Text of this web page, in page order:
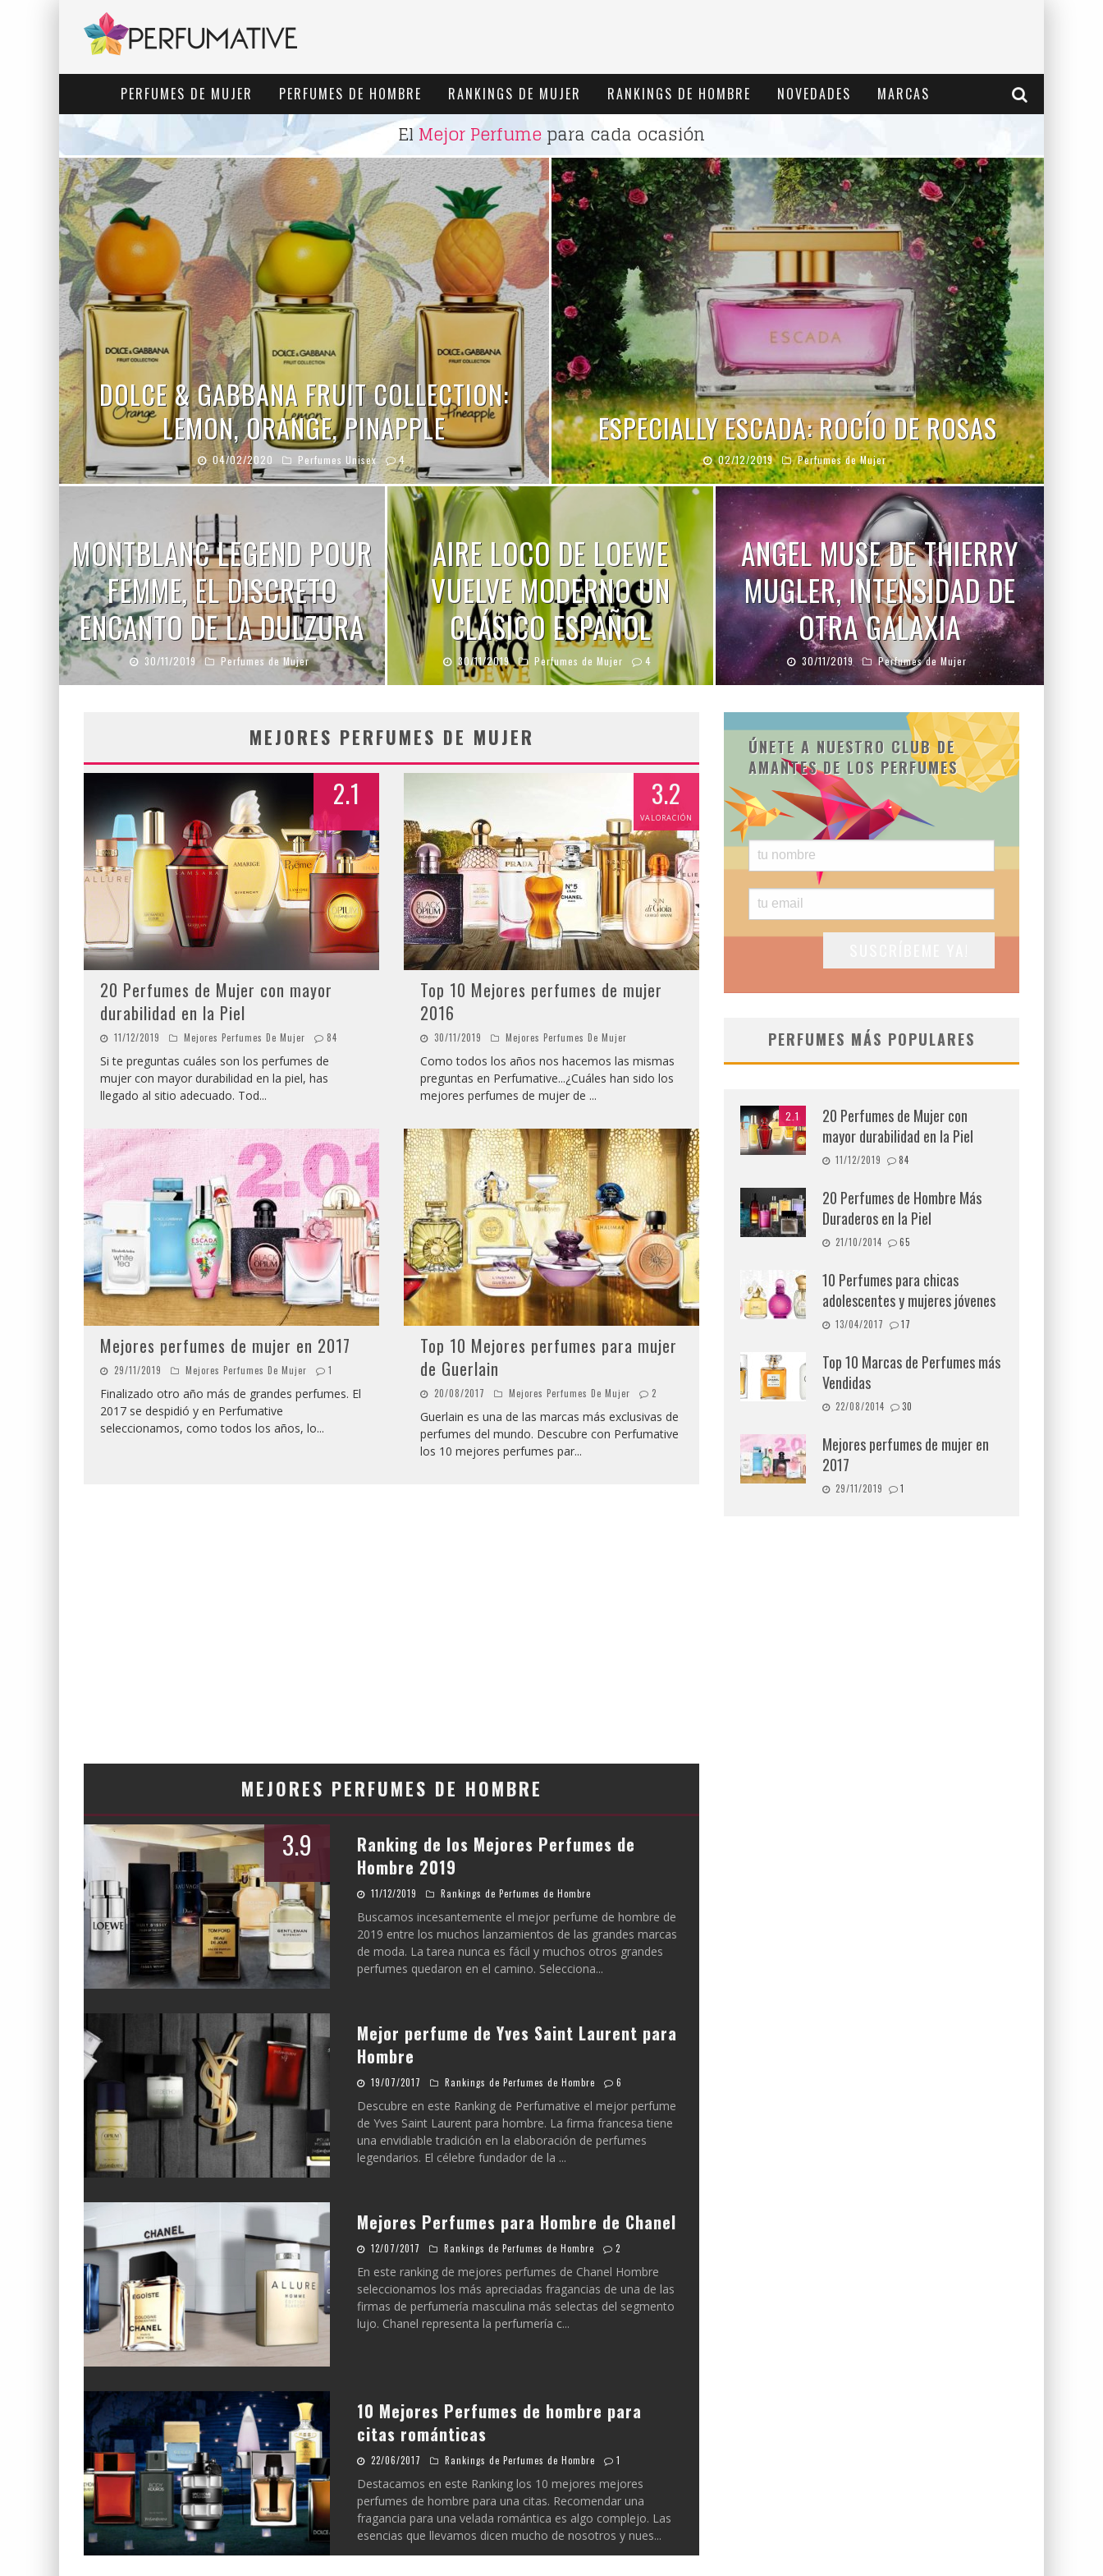
PERFUMES DE MUJER PERFUMES DE HOMBRE RANKINGS DE MUJER RANKINGS DE HOMBRE NOVEDADES MARCAS
ElMejor Perfumepara cada ocasión
DOLCE & GABBANA FRUIT COLLECTION:
LEMON, ORANGE, PINAPPLE
04/02/2020 Perfumes Unisex 4
ESPECIALLY ESCADA: ROCÍO DE ROSAS
02/12/2019 Perfumes de Mujer
MONTBLANC LEGEND POUR
FEMME, EL DISCRETO
ENCANTO DE LA DULZURA
30/11/2019 Perfumes de Mujer
AIRE LOCO DE LOEWE
VUELVE MODERNO UN
CLÁSICO ESPAÑOL
30/11/2019 Perfumes de Mujer 4
ANGEL MUSE DE THIERRY
MUGLER, INTENSIDAD DE
OTRA GALAXIA
30/11/2019 Perfumes de Mujer
MEJORES PERFUMES DE MUJER
2.1
20 Perfumes de Mujer con mayor
durabilidad en la Piel
11/12/2019 Mejores Perfumes De Mujer 84
Si te preguntas cuáles son los perfumes de
mujer con mayor durabilidad en la piel, has
llegado al sitio adecuado. Tod...
3.2
VALORACIÓN
Top 10 Mejores perfumes de mujer
2016
30/11/2019 Mejores Perfumes De Mujer
Como todos los años nos hacemos las mismas
preguntas en Perfumative...¿Cuáles han sido los
mejores perfumes de mujer de ...
Mejores perfumes de mujer en 2017
29/11/2019 Mejores Perfumes De Mujer 1
Finalizado otro año más de grandes perfumes. El
2017 se despidió y en Perfumative
seleccionamos, como todos los años, lo...
Top 10 Mejores perfumes para mujer
de Guerlain
20/08/2017 Mejores Perfumes De Mujer 2
Guerlain es una de las marcas más exclusivas de
perfumes del mundo. Descubre con Perfumative
los 10 mejores perfumes par...
MEJORES PERFUMES DE HOMBRE
3.9
Ranking de los Mejores Perfumes de
Hombre 2019
11/12/2019 Rankings de Perfumes de Hombre
Buscamos incesantemente el mejor perfume de hombre de
2019 entre los muchos lanzamientos de las grandes marcas
de moda. La tarea nunca es fácil y muchos otros grandes
perfumes quedaron en el camino. Selecciona...
Mejor perfume de Yves Saint Laurent para
Hombre
19/07/2017 Rankings de Perfumes de Hombre 6
Descubre en este Ranking de Perfumative el mejor perfume
de Yves Saint Laurent para hombre. La firma francesa tiene
una envidiable tradición en la elaboración de perfumes
legendarios. El célebre fundador de la ...
Mejores Perfumes para Hombre de Chanel
12/07/2017 Rankings de Perfumes de Hombre 2
En este ranking de mejores perfumes de Chanel Hombre
seleccionamos los más apreciadas fragancias de una de las
firmas de perfumería masculina más selectas del segmento
lujo. Chanel representa la perfumería c...
10 Mejores Perfumes de hombre para
citas románticas
22/06/2017 Rankings de Perfumes de Hombre 1
Destacamos en este Ranking los 10 mejores mejores
perfumes de hombre para una citas. Recomendar una
fragancia para una velada romántica es algo complejo. Las
esencias que llevamos dicen mucho de nosotros y nues...
ÚNETE A NUESTRO CLUB DE
AMANTES DE LOS PERFUMES
PERFUMES MÁS POPULARES
2.1
20 Perfumes de Mujer con
mayor durabilidad en la Piel
11/12/2019 84
20 Perfumes de Hombre Más
Duraderos en la Piel
21/10/2014 65
10 Perfumes para chicas
adolescentes y mujeres jóvenes
13/04/2017 17
Top 10 Marcas de Perfumes más
Vendidas
22/08/2014 30
Mejores perfumes de mujer en
2017
29/11/2019 1